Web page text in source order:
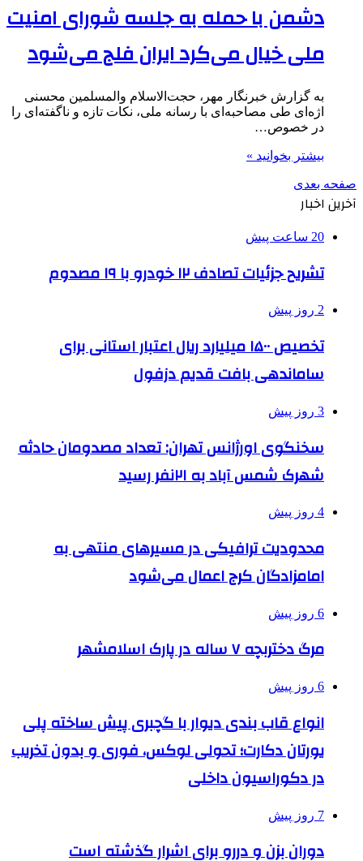
دشمن با حمله به جلسه شورای‌ امنیت
ملی خیال می‌کرد ایران فلج می‌شود
به گزارش خبرنگار مهر، حجت‌الاسلام والمسلمین محسنی
اژه‌ای طی مصاحبه‌ای با رسانه ملی، نکات تازه و ناگفته‌ای را
در خصوص…
بیشتر بخوانید »
صفحه بعدی
آخرین اخبار
20 ساعت پیش
تشریح جزئیات تصادف ۱۲ خودرو با ۱۹ مصدوم
2 روز پیش
تخصیص ۱۵۰۰ میلیارد ریال اعتبار استانی برای
ساماندهی بافت قدیم دزفول
3 روز پیش
سخنگوی اورژانس تهران: تعداد مصدومان حادثه
شهرک شمس آباد به ۲۱نفر رسید
4 روز پیش
محدودیت ترافیکی در مسیرهای منتهی به
امامزادگان کرج اعمال می‌شود
6 روز پیش
مرگ دختربچه ۷ ساله در پارک اسلامشهر
6 روز پیش
انواع قاب بندی دیوار با گچبری پیش ساخته پلی
یورتان دکارت؛ تحولی لوکس، فوری و بدون تخریب
در دکوراسیون داخلی
7 روز پیش
دوران بزن و دررو برای اشرار گذشته است